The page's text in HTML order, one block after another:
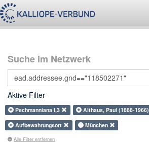
Suche im Netzwerk
Aktive Filter
Pechmanniana I,3 Althaus, Paul (1888-1966)
Aufbewahrungsort
München
Alle Filter entfernen